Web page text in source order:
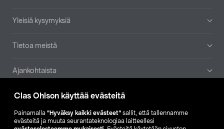
Clas Ohlson käyttää evästeitä
Painamalla ”Hyväksy kaikki evästeet” sallit, että tallennamme
evästeitä ja muuta seurantateknologiaa laitteellesi
Yleisiä kysymyksiä
Tietoa meistä
Ajankohtaista
Muut yrityksemme
Etsi myymälä